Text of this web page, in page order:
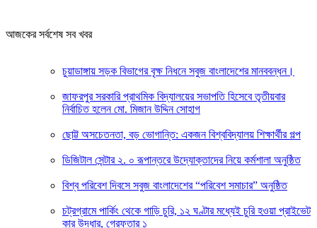
আজকের সর্বশেষ সব খবর
চুয়াডাঙ্গায় সড়ক বিভাগের বৃক্ষ নিধনে সবুজ বাংলাদেশের মানববন্ধন।
জাফরপুর সরকারি প্রাথমিক বিদ্যালয়ের সভাপতি হিসেবে তৃতীয়বার
নির্বাচিত হলেন মো. মিজান উদ্দিন সোহাগ
ছোট্ট অসচেতনতা, বড় ভোগান্তি: একজন বিশ্ববিদ্যালয় শিক্ষার্থীর গল্প
ডিজিটাল সেন্টার ২. ০ রূপান্তরে উদ্যোক্তাদের নিয়ে কর্মশালা অনুষ্ঠিত
বিশ্ব পরিবেশ দিবসে সবুজ বাংলাদেশের “পরিবেশ সমাচার” অনুষ্ঠিত
চট্রগ্রামে পার্কিং থেকে গাড়ি চুরি, ১২ ঘণ্টার মধ্যেই চুরি হওয়া প্রাইভেট
কার উদ্ধার, গ্রেফতার ১